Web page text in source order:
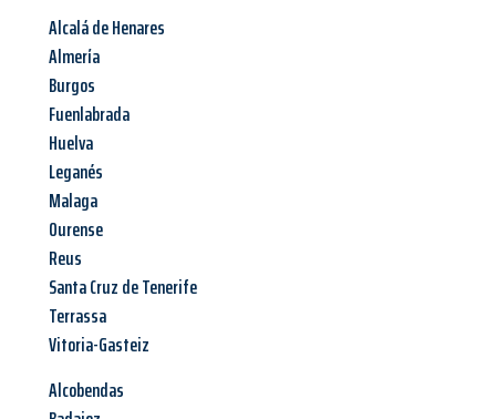
Alcalá de Henares
Almería
Burgos
Fuenlabrada
Huelva
Leganés
Malaga
Ourense
Reus
Santa Cruz de Tenerife
Terrassa
Vitoria-Gasteiz
Alcobendas